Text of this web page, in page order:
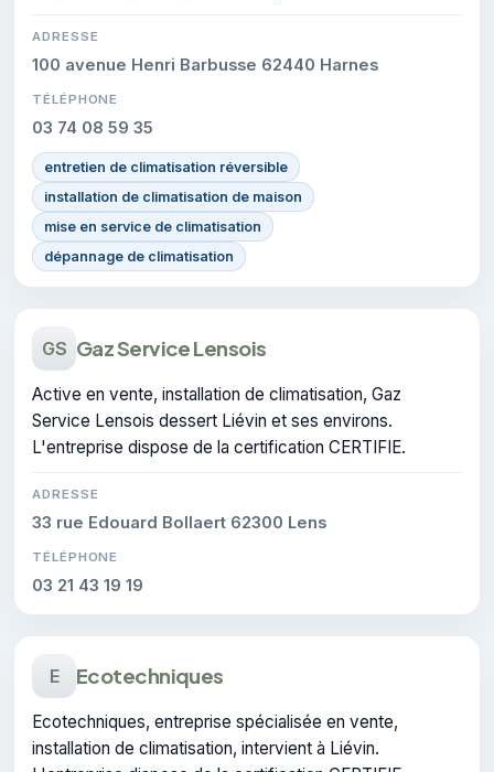
ADRESSE
100 avenue Henri Barbusse 62440 Harnes
TÉLÉPHONE
03 74 08 59 35
entretien de climatisation réversible
installation de climatisation de maison
mise en service de climatisation
dépannage de climatisation
GS Gaz Service Lensois
Active en vente, installation de climatisation, Gaz
Service Lensois dessert Liévin et ses environs.
L'entreprise dispose de la certification CERTIFIE.
ADRESSE
33 rue Edouard Bollaert 62300 Lens
TÉLÉPHONE
03 21 43 19 19
E Ecotechniques
Ecotechniques, entreprise spécialisée en vente,
installation de climatisation, intervient à Liévin.